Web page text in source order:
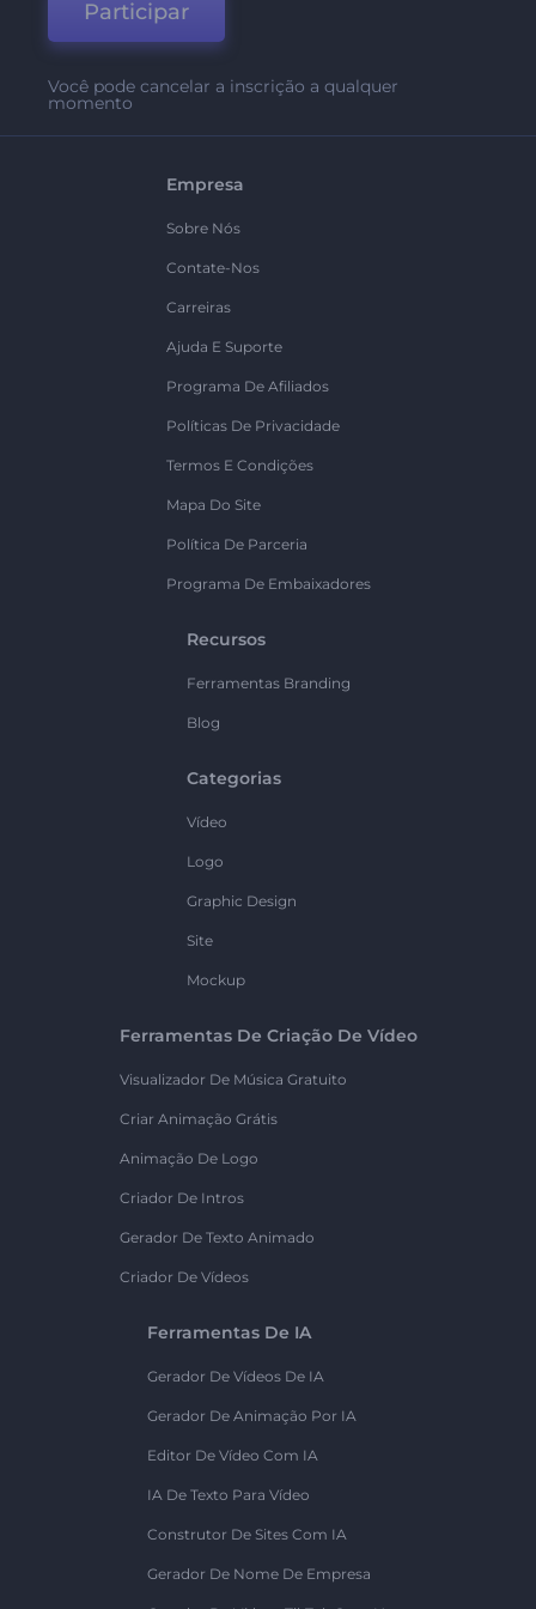
Participar
Você pode cancelar a inscrição a qualquer
momento
Empresa
Sobre Nós
Contate-Nos
Carreiras
Ajuda E Suporte
Programa De Afiliados
Políticas De Privacidade
Termos E Condições
Mapa Do Site
Política De Parceria
Programa De Embaixadores
Recursos
Ferramentas Branding
Blog
Categorias
Vídeo
Logo
Graphic Design
Site
Mockup
Ferramentas De Criação De Vídeo
Visualizador De Música Gratuito
Criar Animação Grátis
Animação De Logo
Criador De Intros
Gerador De Texto Animado
Criador De Vídeos
Ferramentas De IA
Gerador De Vídeos De IA
Gerador De Animação Por IA
Editor De Vídeo Com IA
IA De Texto Para Vídeo
Construtor De Sites Com IA
Gerador De Nome De Empresa